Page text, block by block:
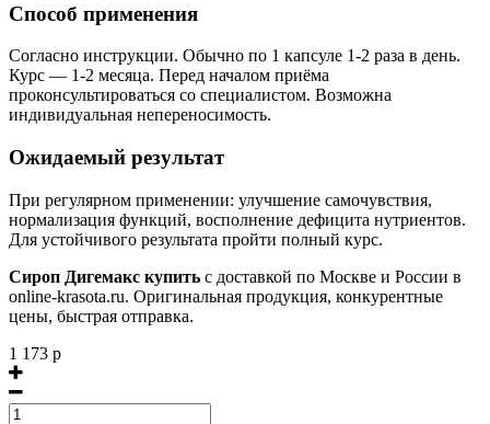
Способ применения
Согласно инструкции. Обычно по 1 капсуле 1-2 раза в день.
Курс — 1-2 месяца. Перед началом приёма
проконсультироваться со специалистом. Возможна
индивидуальная непереносимость.
Ожидаемый результат
При регулярном применении: улучшение самочувствия,
нормализация функций, восполнение дефицита нутриентов.
Для устойчивого результата пройти полный курс.
Сироп Дигемакс купить с доставкой по Москве и России в
online-krasota.ru. Оригинальная продукция, конкурентные
цены, быстрая отправка.
1 173 р